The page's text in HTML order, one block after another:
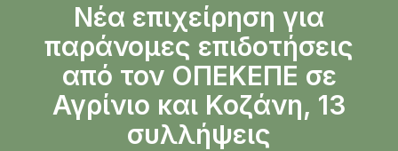
Νέα επιχείρηση για
παράνομες επιδοτήσεις
από τον ΟΠΕΚΕΠΕ σε
Αγρίνιο και Κοζάνη, 13
συλλήψεις